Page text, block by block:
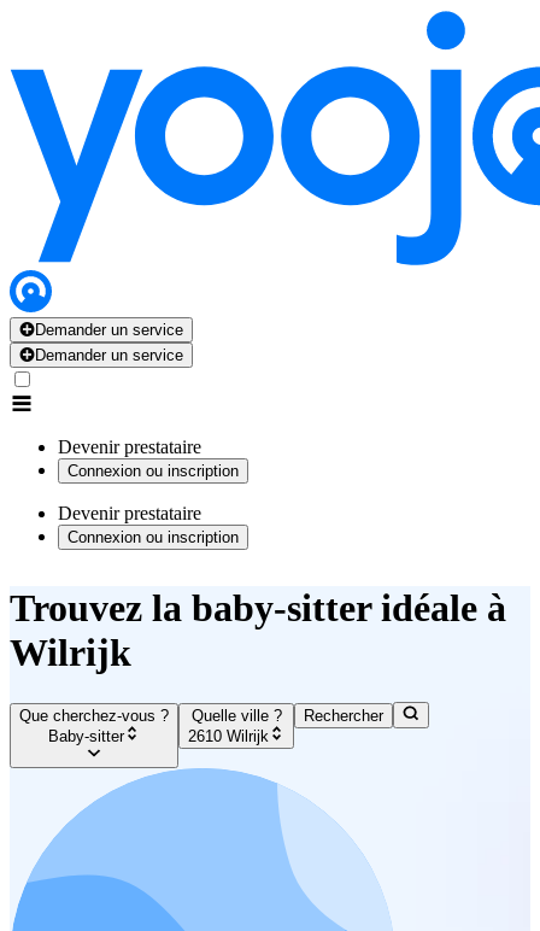
Demander un service
Demander un service
Devenir prestataire
Connexion ou inscription
Devenir prestataire
Connexion ou inscription
Trouvez la baby-sitter idéale à
Wilrijk
Que cherchez-vous ?
Baby-sitter
Quelle ville ?
2610 Wilrijk
Rechercher